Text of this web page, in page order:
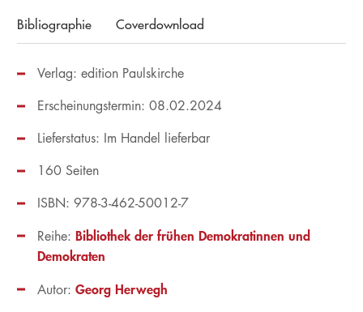
Bibliographie Coverdownload
Verlag: edition Paulskirche
Erscheinungstermin: 08.02.2024
Lieferstatus: Im Handel lieferbar
ISBN: 978-3-462-50012-7
160 Seiten
Reihe: Bibliothek der frühen Demokratinnen und
Demokraten
Autor: Georg Herwegh